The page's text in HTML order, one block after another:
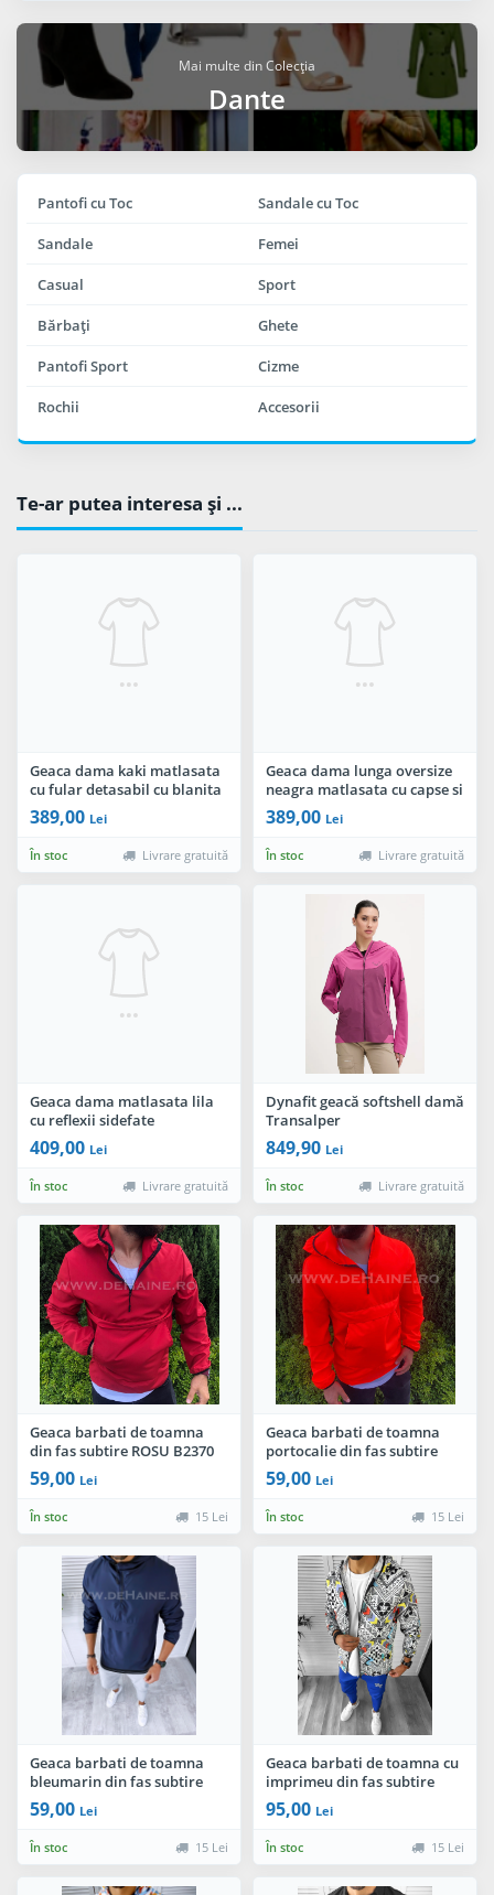
Mai multe din Colecția
Dante
Pantofi cu Toc Sandale cu Toc
Sandale Femei
Casual Sport
Bărbaţi Ghete
Pantofi Sport Cizme
Rochii Accesorii
Te-ar putea interesa şi ...
Geaca dama kaki matlasata
cu fular detasabil cu blanita
389,00 Lei
În stoc Livrare gratuită
Geaca dama lunga oversize
neagra matlasata cu capse si
cordon in talie
389,00 Lei
În stoc Livrare gratuită
Geaca dama matlasata lila
cu reflexii sidefate
409,00 Lei
În stoc Livrare gratuită
Dynafit geacă softshell damă
Transalper
849,90 Lei
În stoc Livrare gratuită
Geaca barbati de toamna
din fas subtire ROSU B2370
P10-1
59,00 Lei
În stoc 15 Lei
Geaca barbati de toamna
portocalie din fas subtire
B2370 P12
59,00 Lei
În stoc 15 Lei
Geaca barbati de toamna
bleumarin din fas subtire
B2370 O4-1
59,00 Lei
În stoc 15 Lei
Geaca barbati de toamna cu
imprimeu din fas subtire
B2510 O5-2
95,00 Lei
În stoc 15 Lei